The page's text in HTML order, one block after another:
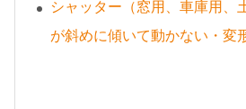
シャッター（窓用、車庫用、
が斜めに傾いて動かない・変